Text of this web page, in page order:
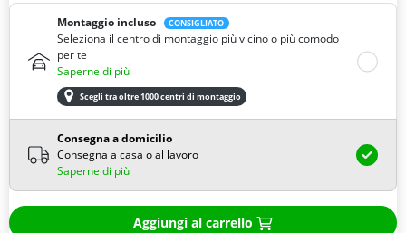
Montaggio incluso
CONSIGLIATO
Seleziona il centro di montaggio più vicino o più comodo
per te
Saperne di più
Scegli tra oltre 1000 centri di montaggio
Consegna a domicilio
Consegna a casa o al lavoro
Saperne di più
Aggiungi al carrello